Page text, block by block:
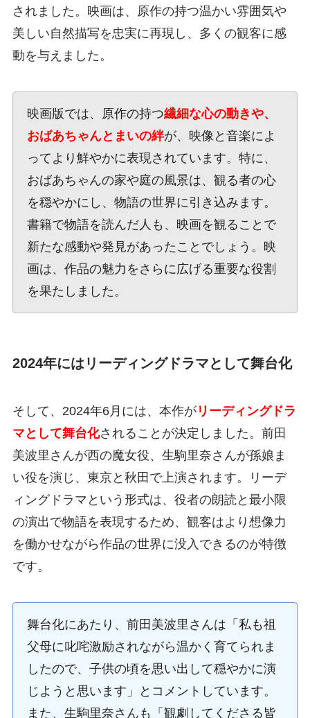
されました。映画は、原作の持つ温かい雰囲気や
美しい自然描写を忠実に再現し、多くの観客に感
動を与えました。
映画版では、原作の持つ繊細な心の動きや、
おばあちゃんとまいの絆が、映像と音楽によ
ってより鮮やかに表現されています。特に、
おばあちゃんの家や庭の風景は、観る者の心
を穏やかにし、物語の世界に引き込みます。
書籍で物語を読んだ人も、映画を観ることで
新たな感動や発見があったことでしょう。映
画は、作品の魅力をさらに広げる重要な役割
を果たしました。
2024年にはリーディングドラマとして舞台化
そして、2024年6月には、本作がリーディングドラ
マとして舞台化されることが決定しました。前田
美波里さんが西の魔女役、生駒里奈さんが孫娘ま
い役を演じ、東京と秋田で上演されます。リーデ
ィングドラマという形式は、役者の朗読と最小限
の演出で物語を表現するため、観客はより想像力
を働かせながら作品の世界に没入できるのが特徴
です。
舞台化にあたり、前田美波里さんは「私も祖
父母に叱咤激励されながら温かく育てられま
したので、子供の頃を思い出して穏やかに演
じようと思います」とコメントしています。
また、生駒里奈さんも「観劇してくださる皆